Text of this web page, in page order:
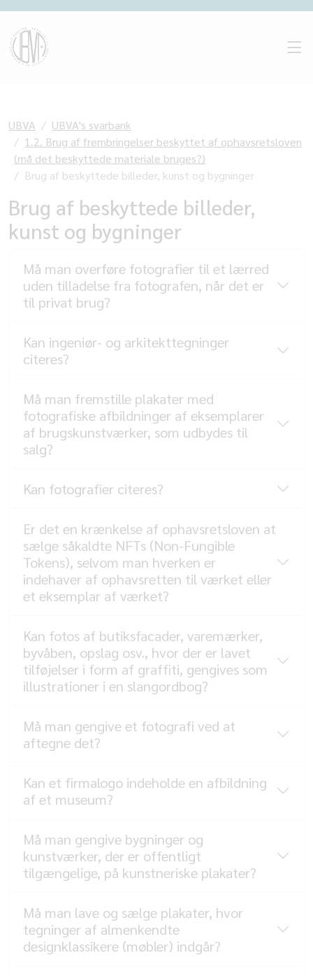
UBVA
UBVA's svarbank
1.2. Brug af frembringelser beskyttet af ophavsretsloven
(må det beskyttede materiale bruges?)
Brug af beskyttede billeder, kunst og bygninger
Brug af beskyttede billeder,
kunst og bygninger
Må man overføre fotografier til et lærred
uden tilladelse fra fotografen, når det er
til privat brug?
Kan ingeniør- og arkitekttegninger
citeres?
Må man fremstille plakater med
fotografiske afbildninger af eksemplarer
af brugskunstværker, som udbydes til
salg?
Kan fotografier citeres?
Er det en krænkelse af ophavsretsloven at
sælge såkaldte NFTs (Non-Fungible
Tokens), selvom man hverken er
indehaver af ophavsretten til værket eller
et eksemplar af værket?
Kan fotos af butiksfacader, varemærker,
byvåben, opslag osv., hvor der er lavet
tilføjelser i form af graffiti, gengives som
illustrationer i en slangordbog?
Må man gengive et fotografi ved at
aftegne det?
Kan et firmalogo indeholde en afbildning
af et museum?
Må man gengive bygninger og
kunstværker, der er offentligt
tilgængelige, på kunstneriske plakater?
Må man lave og sælge plakater, hvor
tegninger af almenkendte
designklassikere (møbler) indgår?